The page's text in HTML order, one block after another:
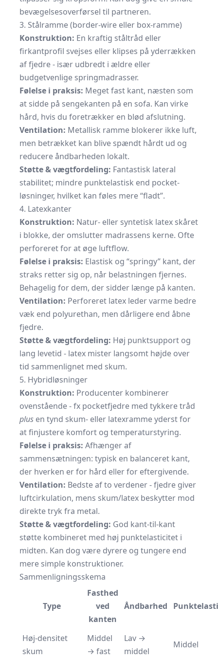
bevægelsesoverførsel til partneren.
3. Stålramme (border-wire eller box-ramme)
Konstruktion: En kraftig ståltråd eller
firkantprofil svejses eller klipses på yderrækken
af fjedre - især udbredt i ældre eller
budgetvenlige springmadrasser.
Følelse i praksis: Meget fast kant, næsten som
at sidde på sengekanten på en sofa. Kan virke
hård, hvis du foretrækker en blød afslutning.
Ventilation: Metallisk ramme blokerer ikke luft,
men betrækket kan blive spændt hårdt ud og
reducere åndbarheden lokalt.
Støtte & vægtfordeling: Fantastisk lateral
stabilitet; mindre punktelastisk end pocket-
løsninger, hvilket kan føles mere “fladt”.
4. Latexkanter
Konstruktion: Natur- eller syntetisk latex skåret
i blokke, der omslutter madrassens kerne. Ofte
perforeret for at øge luftflow.
Følelse i praksis: Elastisk og “springy” kant, der
straks retter sig op, når belastningen fjernes.
Behagelig for dem, der sidder længe på kanten.
Ventilation: Perforeret latex leder varme bedre
væk end polyurethan, men dårligere end åbne
fjedre.
Støtte & vægtfordeling: Høj punktsupport og
lang levetid - latex mister langsomt højde over
tid sammenlignet med skum.
5. Hybridløsninger
Konstruktion: Producenter kombinerer
ovenstående - fx pocketfjedre med tykkere tråd
plus en tynd skum- eller latexramme yderst for
at finjustere komfort og temperaturstyring.
Følelse i praksis: Afhænger af
sammensætningen: typisk en balanceret kant,
der hverken er for hård eller for eftergivende.
Ventilation: Bedste af to verdener - fjedre giver
luftcirkulation, mens skum/latex beskytter mod
direkte tryk fra metal.
Støtte & vægtfordeling: God kant-til-kant
støtte kombineret med høj punktelasticitet i
midten. Kan dog være dyrere og tungere end
mere simple konstruktioner.
Sammenligningsskema
Type
Fasthed
ved
kanten
Åndbarhed
Høj-densitet
skum
Middel
→ fast
Lav →
middel
Middel